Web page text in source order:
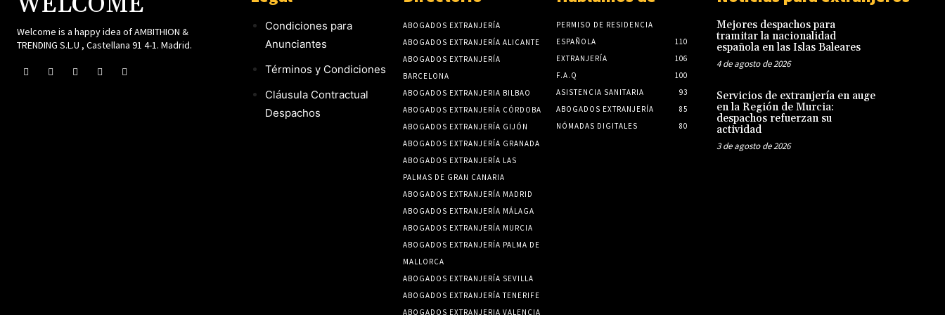
Welcome is a happy idea of AMBITHION &
TRENDING S.L.U , Castellana 91 4-1. Madrid.
Condiciones para
Anunciantes
Términos y Condiciones
Cláusula Contractual
Despachos
ABOGADOS EXTRANJERÍA
ABOGADOS EXTRANJERÍA ALICANTE
ABOGADOS EXTRANJERÍA
BARCELONA
ABOGADOS EXTRANJERIA BILBAO
ABOGADOS EXTRANJERÍA CÓRDOBA
ABOGADOS EXTRANJERÍA GIJÓN
ABOGADOS EXTRANJERÍA GRANADA
ABOGADOS EXTRANJERÍA LAS
PALMAS DE GRAN CANARIA
ABOGADOS EXTRANJERÍA MADRID
ABOGADOS EXTRANJERÍA MÁLAGA
ABOGADOS EXTRANJERÍA MURCIA
ABOGADOS EXTRANJERÍA PALMA DE
MALLORCA
ABOGADOS EXTRANJERÍA SEVILLA
ABOGADOS EXTRANJERÍA TENERIFE
ABOGADOS EXTRANJERIA VALENCIA
PERMISO DE RESIDENCIA
ESPAÑOLA
110
EXTRANJERÍA
106
F.A.Q
100
ASISTENCIA SANITARIA
93
ABOGADOS EXTRANJERÍA
85
NÓMADAS DIGITALES
80
Mejores despachos para
tramitar la nacionalidad
española en las Islas Baleares
4 de agosto de 2026
Servicios de extranjería en auge
en la Región de Murcia:
despachos refuerzan su
actividad
3 de agosto de 2026